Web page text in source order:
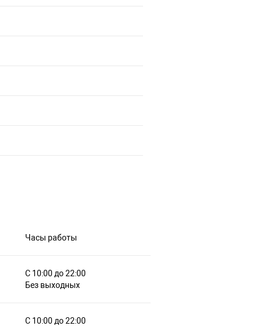
Часы работы
С 10:00 до 22:00
Без выходных
С 10:00 до 22:00